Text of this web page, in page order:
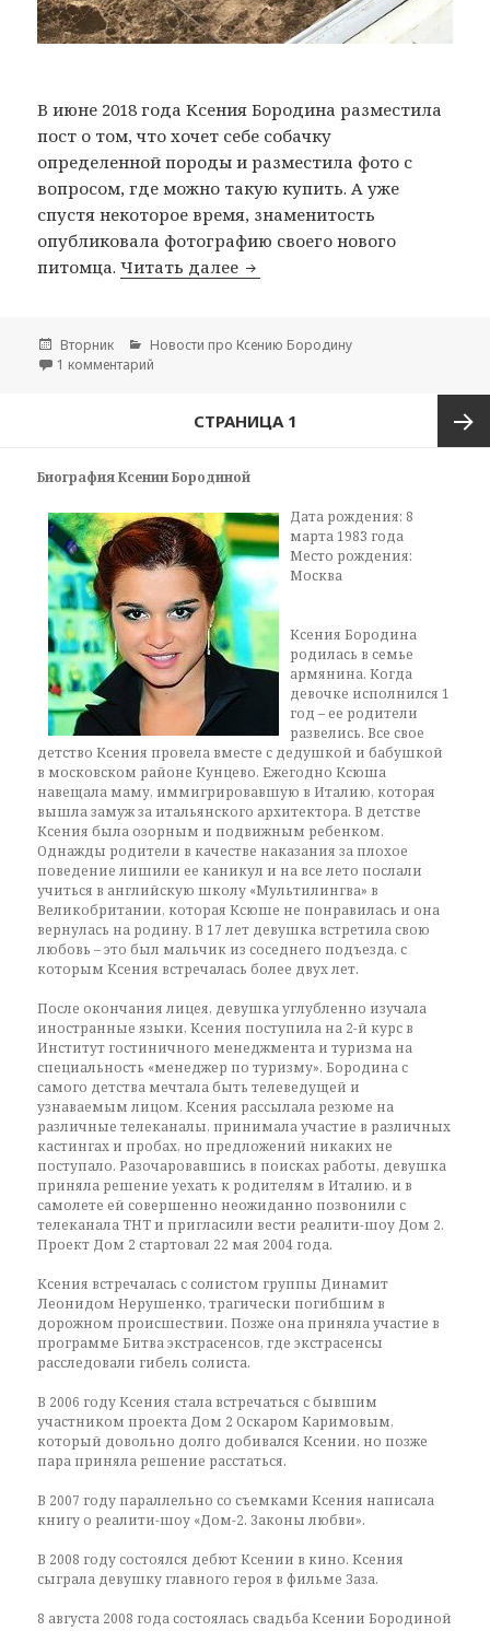
В июне 2018 года Ксения Бородина разместила
пост о том, что хочет себе собачку
определенной породы и разместила фото с
вопросом, где можно такую купить. А уже
спустя некоторое время, знаменитость
опубликовала фотографию своего нового
питомца.Читать далее Собака Ксении Бородиной
Опубликовано
Вторник Рубрики
Новости про Ксению Бородину
1 комментарий
СТРАНИЦА1
Биография Ксении Бородиной
Дата рождения: 8
марта 1983 года
Место рождения:
Москва
Ксения Бородина
родилась в семье
армянина. Когда
девочке исполнился 1
год – ее родители
развелись. Все свое
детство Ксения провела вместе с дедушкой и бабушкой
в московском районе Кунцево. Ежегодно Ксюша
навещала маму, иммигрировавшую в Италию, которая
вышла замуж за итальянского архитектора. В детстве
Ксения была озорным и подвижным ребенком.
Однажды родители в качестве наказания за плохое
поведение лишили ее каникул и на все лето послали
учиться в английскую школу «Мультилингва» в
Великобритании, которая Ксюше не понравилась и она
вернулась на родину. В 17 лет девушка встретила свою
любовь – это был мальчик из соседнего подъезда, с
которым Ксения встречалась более двух лет.
После окончания лицея, девушка углубленно изучала
иностранные языки, Ксения поступила на 2-й курс в
Институт гостиничного менеджмента и туризма на
специальность «менеджер по туризму». Бородина с
самого детства мечтала быть телеведущей и
узнаваемым лицом. Ксения рассылала резюме на
различные телеканалы, принимала участие в различных
кастингах и пробах, но предложений никаких не
поступало. Разочаровавшись в поисках работы, девушка
приняла решение уехать к родителям в Италию, и в
самолете ей совершенно неожиданно позвонили с
телеканала ТНТ и пригласили вести реалити-шоу Дом 2.
Проект Дом 2 стартовал 22 мая 2004 года.
Ксения встречалась с солистом группы Динамит
Леонидом Нерушенко, трагически погибшим в
дорожном происшествии. Позже она приняла участие в
программе Битва экстрасенсов, где экстрасенсы
расследовали гибель солиста.
В 2006 году Ксения стала встречаться с бывшим
участником проекта Дом 2 Оскаром Каримовым,
который довольно долго добивался Ксении, но позже
пара приняла решение расстаться.
В 2007 году параллельно со съемками Ксения написала
книгу о реалити-шоу «Дом-2. Законы любви».
В 2008 году состоялся дебют Ксении в кино. Ксения
сыграла девушку главного героя в фильме Заза.
8 августа 2008 года состоялась свадьба Ксении Бородиной